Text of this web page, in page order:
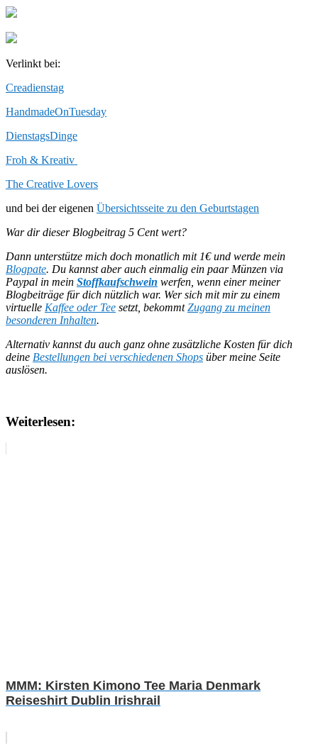
Verlinkt bei:
Creadienstag
HandmadeOnTuesday
DienstagsDinge
Froh & Kreativ
The Creative Lovers
und bei der eigenen Übersichtsseite zu den Geburtstagen
War dir dieser Blogbeitrag 5 Cent wert?
Dann unterstütze mich doch monatlich mit 1€ und werde mein
Blogpate. Du kannst aber auch einmalig ein paar Münzen via
Paypal in mein Stoffkaufschwein werfen, wenn einer meiner
Blogbeiträge für dich nützlich war. Wer sich mit mir zu einem
virtuelle Kaffee oder Tee setzt, bekommtZugang zu meinen
besonderen Inhalten.
Alternativ kannst du auch ganz ohne zusätzliche Kosten für dich
deine Bestellungen bei verschiedenen Shops über meine Seite
auslösen.
Weiterlesen:
MMM: Kirsten Kimono Tee Maria Denmark
Reiseshirt Dublin Irishrail